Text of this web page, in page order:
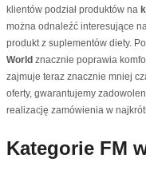
klientów podział produktów na
można odnaleźć interesujące
produkt z suplementów diety.
World znacznie poprawia
zajmuje teraz znacznie mniej
oferty, gwarantujemy
realizację zamówienia w
Kategorie FM